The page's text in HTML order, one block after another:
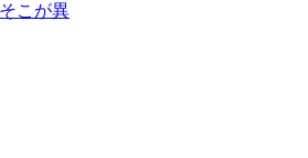
こが異